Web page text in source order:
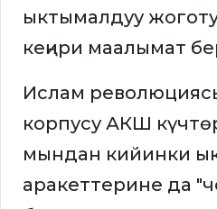
ыктымалдуу
кеңири маалымат
Ислам
корпусу АКШ
мындан кийинки
аракеттерине да